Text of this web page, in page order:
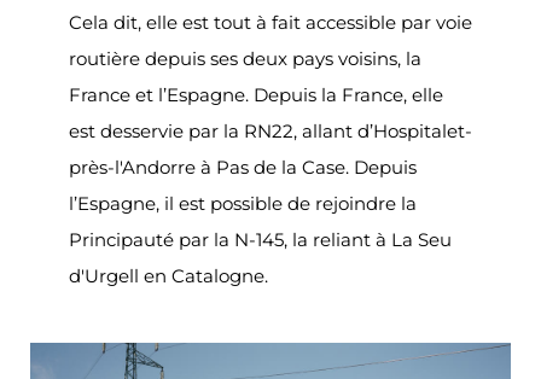
Cela dit, elle est tout à fait accessible par voie
routière depuis ses deux pays voisins, la
France et l’Espagne. Depuis la France, elle
est desservie par la RN22, allant d’Hospitalet-
près-l'Andorre à Pas de la Case. Depuis
l’Espagne, il est possible de rejoindre la
Principauté par la N-145, la reliant à La Seu
d'Urgell en Catalogne.